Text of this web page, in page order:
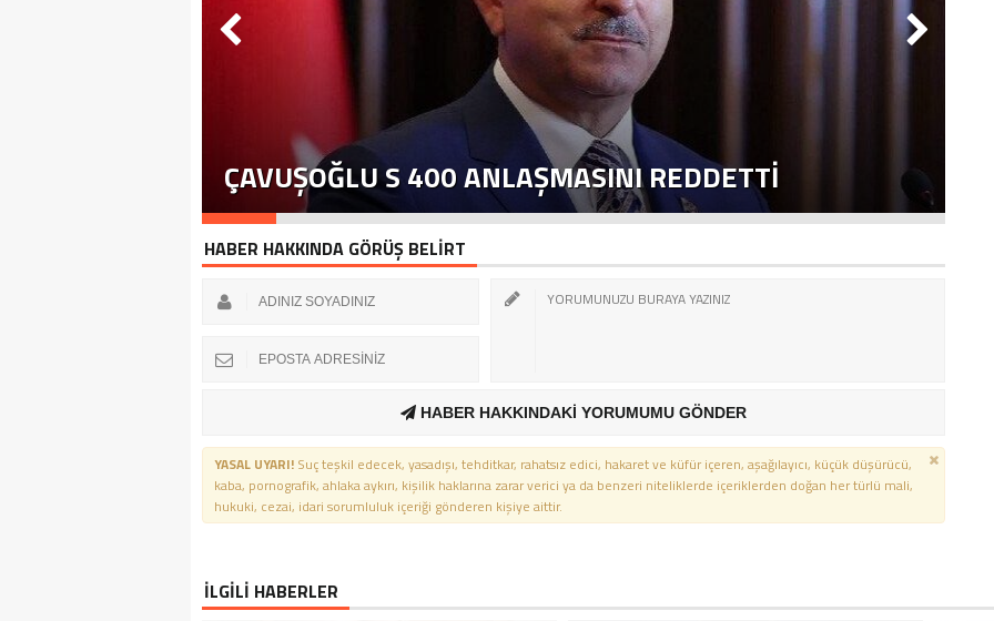
ÇAVUŞOĞLU S 400 ANLAŞMASINI REDDETTI
HABER HAKKINDA GÖRÜŞ BELİRT
HABER HAKKINDAKİ YORUMUMU GÖNDER
YASAL UYARI! Suç teşkil edecek, yasadışı, tehditkar, rahatsız edici, hakaret ve küfür içeren, aşağılayıcı, küçük düşürücü,
kaba, pornografik, ahlaka aykırı, kişilik haklarına zarar verici ya da benzeri niteliklerde içeriklerden doğan her türlü mali,
hukuki, cezai, idari sorumluluk içeriği gönderen kişiye aittir.
İLGİLİ HABERLER